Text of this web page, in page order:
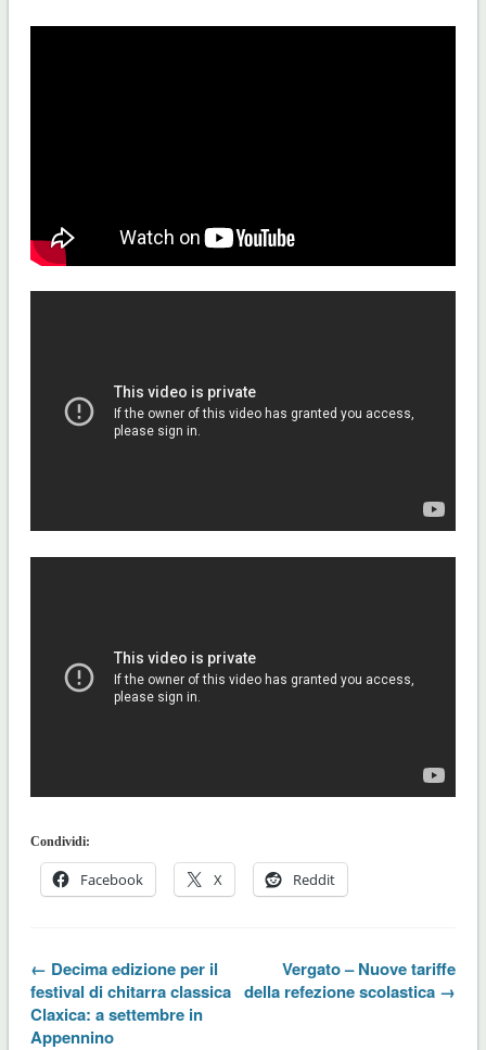
Condividi:
Facebook X Reddit
← Decima edizione per il
festival di chitarra classica
Claxica: a settembre in
Appennino
Vergato – Nuove tariffe
della refezione scolastica →